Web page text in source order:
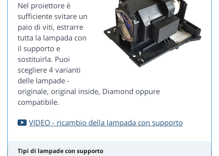
Nel proiettore è
sufficiente svitare un
paio di viti, estrarre
tutta la lampada con
il supporto e
sostituirla. Puoi
scegliere 4 varianti
delle lampade -
originale, original inside, Diamond oppure
compatibile.
VIDEO - ricambio della lampada con supporto
Tipi di lampade con supporto